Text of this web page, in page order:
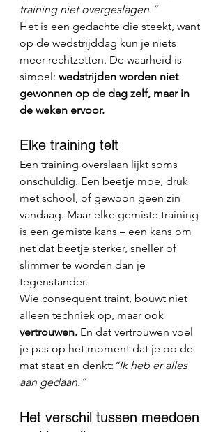
training niet overgeslagen.”
Het is een gedachte die steekt, want
op de wedstrijddag kun je niets
meer rechtzetten. De waarheid is
simpel: wedstrijden worden niet
gewonnen op de dag zelf, maar in
de weken ervoor.
Elke training telt
Een training overslaan lijkt soms
onschuldig. Een beetje moe, druk
met school, of gewoon geen zin
vandaag. Maar elke gemiste training
is een gemiste kans – een kans om
net dat beetje sterker, sneller of
slimmer te worden dan je
tegenstander.
Wie consequent traint, bouwt niet
alleen techniek op, maar ook
vertrouwen. En dat vertrouwen voel
je pas op het moment dat je op de
mat staat en denkt: “Ik heb er alles
aan gedaan.”
Het verschil tussen meedoen